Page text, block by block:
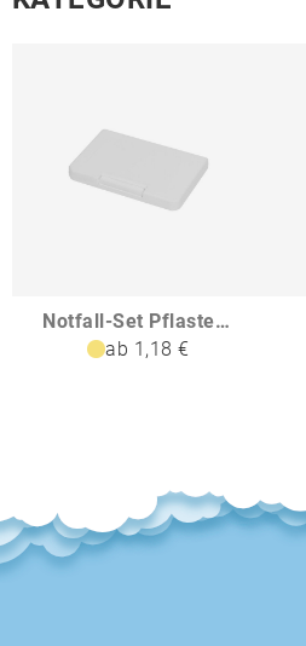
Notfall-Set Pflaster Box
ab 1,18 €